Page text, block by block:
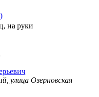
на руки
улица Озерновская